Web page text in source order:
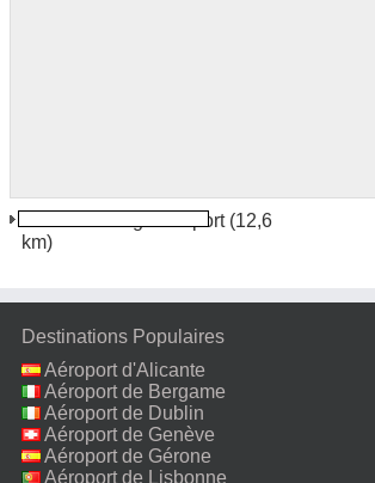
Sam Ratulangi Aéroport(12,6
km)
Destinations Populaires
Aéroport d'Alicante
Aéroport de Bergame
Aéroport de Dublin
Aéroport de Genève
Aéroport de Gérone
Aéroport de Lisbonne